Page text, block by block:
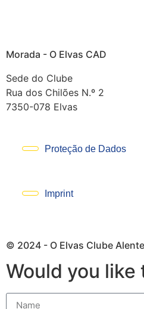
Morada - O Elvas CAD
Sede do Clube
Rua dos Chilões N.º 2
7350-078 Elvas
Proteção de Dados
Imprint
© 2024 - O Elvas Clube
Would you